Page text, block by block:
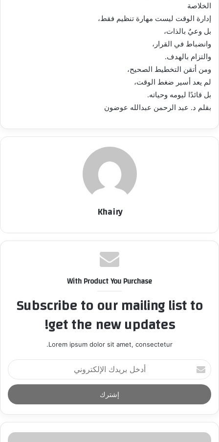
الخلاصة
إدارة الوقت ليست مهارة تنظيم فقط،
بل وعيٌ بالذات،
وانضباط في القرار،
والتزام بالهدف.
ومن أتقن التخطيط الصحيح،
لم يعد أسير ضغط الوقت،
بل قائدًا ليومه وحياته.
بقلم د. عبد الرحمن عبدالله عوضون
Khairy
With Product You Purchase
Subscribe to our mailing list to
get the new updates!
Lorem ipsum dolor sit amet, consectetur.
أ
د
خ
ل
ر
د